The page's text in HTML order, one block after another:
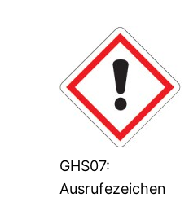
GHS07:
Ausrufezeichen